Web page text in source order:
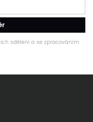
sdělení a se zpracováním